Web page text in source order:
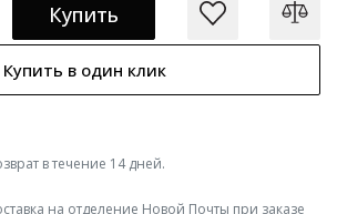
Купить
Купить в один клик
в течение 14 дней.
на отделение Новой Почты при заказе